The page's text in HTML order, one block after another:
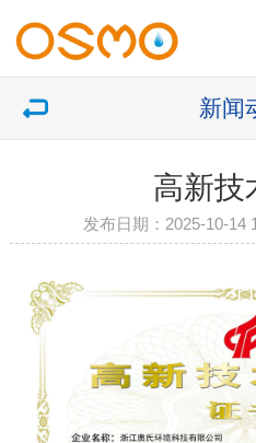
新闻
高新技
发布日期：2025-10-14